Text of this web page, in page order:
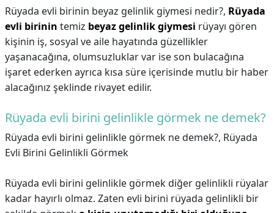
Rüyada evli birinin beyaz gelinlik giymesi nedir?, Rüyada
evli birinin temiz beyaz gelinlik giymesi rüyayı gören
kişinin iş, sosyal ve aile hayatında güzellikler
yaşanacağına, olumsuzluklar var ise son bulacağına
işaret ederken ayrıca kısa süre içerisinde mutlu bir haber
alacağınız şeklinde rivayet edilir.
Rüyada evli birini gelinlikle görmek ne demek?
Rüyada evli birini gelinlikle görmek ne demek?, Rüyada
Evli Birini Gelinlikli Görmek
Rüyada evli birini gelinlikle görmek diğer gelinlikli rüyalar
kadar hayırlı olmaz. Zaten evli birini rüyada gelinlikli bir